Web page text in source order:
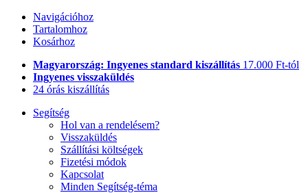
Navigációhoz
Tartalomhoz
Kosárhoz
Magyarország: Ingyenes standard kiszállítás 17.000 Ft-tól
Ingyenes visszaküldés
24 órás kiszállítás
Segítség
Hol van a rendelésem?
Visszaküldés
Szállítási költségek
Fizetési módok
Kapcsolat
Minden Segítség-téma